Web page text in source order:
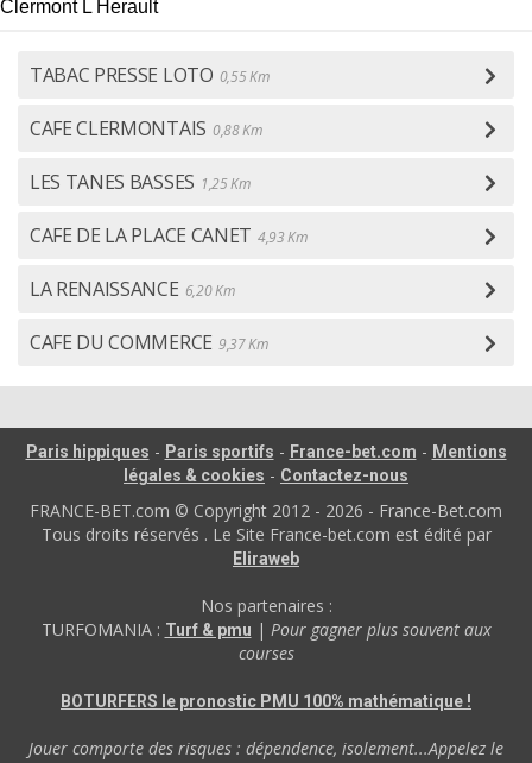
Clermont L Herault
TABAC PRESSE LOTO 0,55 Km
CAFE CLERMONTAIS 0,88 Km
LES TANES BASSES 1,25 Km
CAFE DE LA PLACE CANET 4,93 Km
LA RENAISSANCE 6,20 Km
CAFE DU COMMERCE 9,37 Km
Paris hippiques - Paris sportifs - France-bet.com - Mentions
légales & cookies - Contactez-nous
FRANCE-BET.com © Copyright 2012 - 2026 - France-Bet.com
Tous droits réservés . Le Site France-bet.com est édité par
Eliraweb
Nos partenaires :
TURFOMANIA : Turf & pmu | Pour gagner plus souvent aux
courses
BOTURFERS le pronostic PMU 100% mathématique !
Jouer comporte des risques : dépendence, isolement...Appelez le